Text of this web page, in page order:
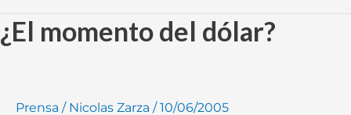
¿El momento del dólar?
Prensa / Nicolas Zarza /10/06/2005
¿El
momento